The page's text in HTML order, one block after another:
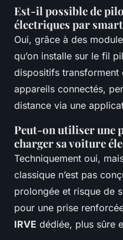
Est-il possible de
électriques par
Oui, grâce à des
qu’on installe sur le fil
dispositifs transforment
appareils connectés,
distance via une
Peut-on utiliser une
charger sa voiture
Techniquement oui,
classique n’est pas
prolongée et risque de
pour une prise
IRVE dédiée, plus sûre